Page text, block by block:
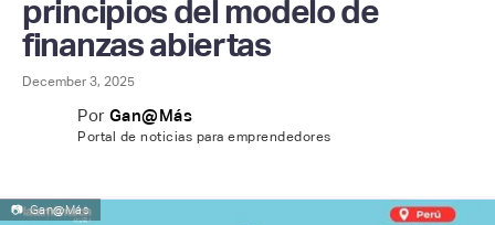
principios del modelo de
finanzas abiertas
December 3, 2025
Por Gan@Más
Portal de noticias para emprendedores
📷 Gan@Más